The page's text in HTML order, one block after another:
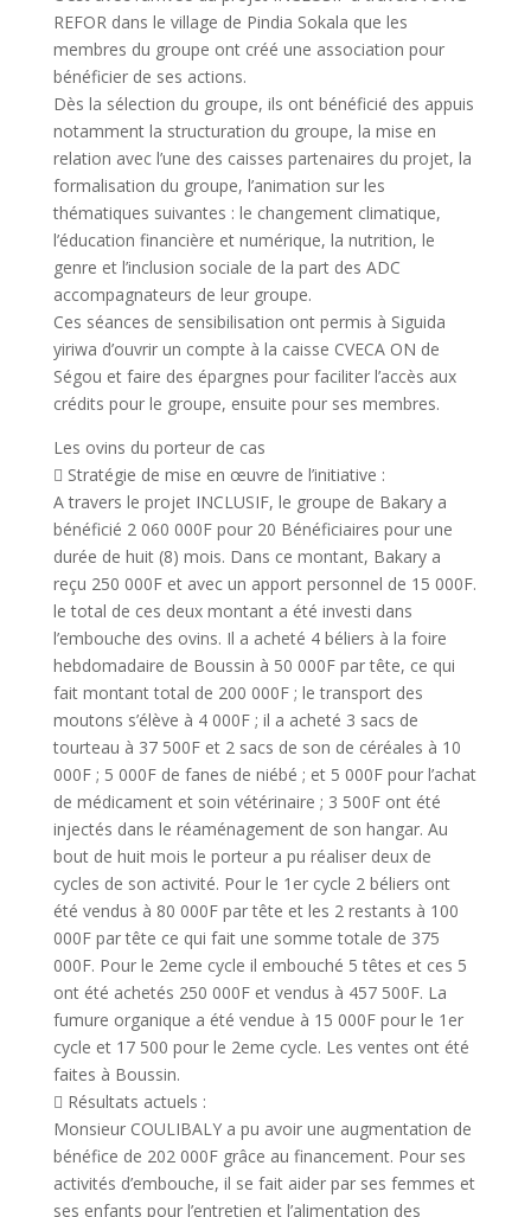
REFOR dans le village de Pindia Sokala que les
membres du groupe ont créé une association pour
bénéficier de ses actions.
Dès la sélection du groupe, ils ont bénéficié des appuis
notamment la structuration du groupe, la mise en
relation avec l’une des caisses partenaires du projet, la
formalisation du groupe, l’animation sur les
thématiques suivantes : le changement climatique,
l’éducation financière et numérique, la nutrition, le
genre et l’inclusion sociale de la part des ADC
accompagnateurs de leur groupe.
Ces séances de sensibilisation ont permis à Siguida
yiriwa d’ouvrir un compte à la caisse CVECA ON de
Ségou et faire des épargnes pour faciliter l’accès aux
crédits pour le groupe, ensuite pour ses membres.
Les ovins du porteur de cas
 Stratégie de mise en œuvre de l’initiative :
A travers le projet INCLUSIF, le groupe de Bakary a
bénéficié 2 060 000F pour 20 Bénéficiaires pour une
durée de huit (8) mois. Dans ce montant, Bakary a
reçu 250 000F et avec un apport personnel de 15 000F.
le total de ces deux montant a été investi dans
l’embouche des ovins. Il a acheté 4 béliers à la foire
hebdomadaire de Boussin à 50 000F par tête, ce qui
fait montant total de 200 000F ; le transport des
moutons s’élève à 4 000F ; il a acheté 3 sacs de
tourteau à 37 500F et 2 sacs de son de céréales à 10
000F ; 5 000F de fanes de niébé ; et 5 000F pour l’achat
de médicament et soin vétérinaire ; 3 500F ont été
injectés dans le réaménagement de son hangar. Au
bout de huit mois le porteur a pu réaliser deux de
cycles de son activité. Pour le 1er cycle 2 béliers ont
été vendus à 80 000F par tête et les 2 restants à 100
000F par tête ce qui fait une somme totale de 375
000F. Pour le 2eme cycle il embouché 5 têtes et ces 5
ont été achetés 250 000F et vendus à 457 500F. La
fumure organique a été vendue à 15 000F pour le 1er
cycle et 17 500 pour le 2eme cycle. Les ventes ont été
faites à Boussin.
 Résultats actuels :
Monsieur COULIBALY a pu avoir une augmentation de
bénéfice de 202 000F grâce au financement. Pour ses
activités d’embouche, il se fait aider par ses femmes et
ses enfants pour l’entretien et l’alimentation des